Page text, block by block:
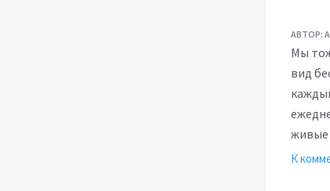
АВТОР:
Мы
вид
живые
К